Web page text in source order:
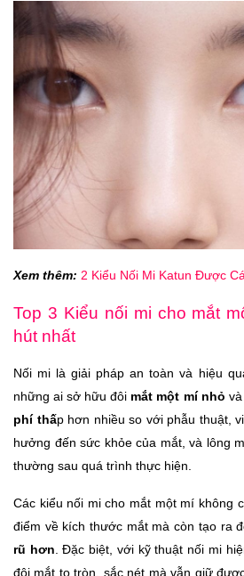
Xem thêm: 2 Kiểu Nối Mi Katun Được
Top 3 Kiểu nối mi cho mắt
hút nhất
Nối mi là giải pháp an toàn và hiệu
những ai sở hữu đôi mắt một mí nhỏ
phí thấp hơn nhiều so với phẫu thuật,
hưởng đến sức khỏe của mắt, và lông
thường sau quá trình thực hiện.
Các kiểu nối mi cho mắt một mí không
điểm về kích thước mắt mà còn tạo ra
rũ hơn . Đặc biệt, với kỹ thuật nối mi
đôi mắt to tròn, sắc nét mà vẫn giữ